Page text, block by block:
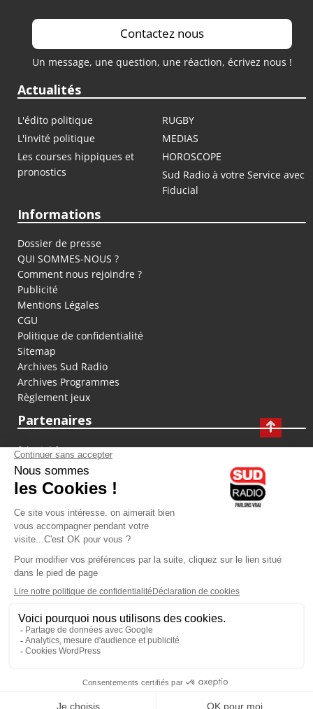
Contactez nous
Un message, une question, une réaction, écrivez nous !
Actualités
L'édito politique
RUGBY
L'invité politique
MEDIAS
Les courses hippiques et
pronostics
HOROSCOPE
Sud Radio à votre Service avec
Fiducial
Informations
Dossier de presse
QUI SOMMES-NOUS ?
Comment nous rejoindre ?
Publicité
Mentions Légales
CGU
Politique de confidentialité
Sitemap
Archives Sud Radio
Archives Programmes
Règlement jeux
Partenaires
fiducial.fr
lyoncapitale.fr
olympique-et-lyonnais.com
L'application Iphone / Android
Téléchargez l'application
Les cookies
Gestion des cookies
Crédit photos : ©Sud Radio / Pierre Olivier
10H00
10H00 - 12H00
Moreau